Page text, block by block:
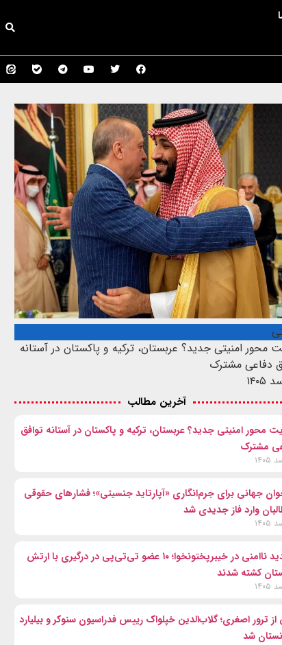
محور امنیتی جدید؟ عربستان، ترکیه و پاکستان در آستانه
دفاعی مشترک
آخرین مطالب
محور امنیتی جدید؟ عربستان، ترکیه و پاکستان در آستانه توافق
مشترک
جهانی برای جرم‌انگاری «آپارتاید جنسیتی»؛ فشارهای حقوقی
وارد فاز جدیدی شد
تشدید ناامنی در خیبرپختونخوا؛ ۱۰ عضو تی‌تی‌پی در درگیری با ارتش
کشته شدند
ترور اصغری؛ گلاب‌الدین خپلواک رییس فدراسیون سنوکر و بیلیارد
شد